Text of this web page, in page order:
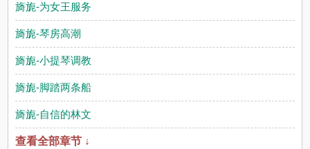
旖旎-为女王服务
旖旎-琴房高潮
旖旎-小提琴调教
旖旎-脚踏两条船
旖旎-自信的林文
查看全部章节 ↓